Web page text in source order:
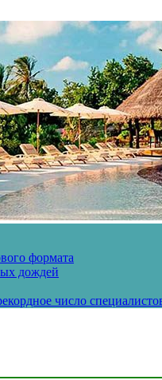
формата
дождей
число